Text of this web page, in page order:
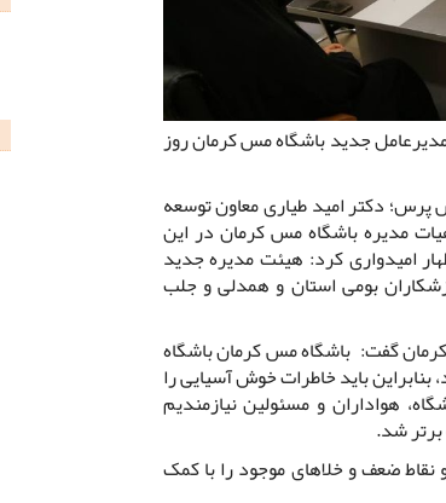
جدید باشگاه مس کرمان روز
دکتر امید طیاری معاون توسعه
مدیره باشگاه مس کرمان در این
امیدواری کرد: هیئت مدیره جدید
بومی استان و همدلی و جلب
گفت: باشگاه مس کرمان باشگاه
باید خاطرات خوش آسیایی را
هواداران و مسئولین نیازمندیم
شد.
نقاط ضعف و خلاهای موجود را با کمک